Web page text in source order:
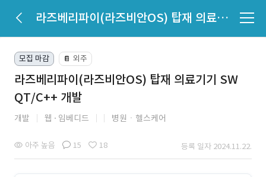
라즈베리파이(라즈비안OS) 탑재 의료기기 SW QT/C++ 개발
모집 마감 📔 외주
라즈베리파이(라즈비안OS) 탑재 의료기기 SW
QT/C++ 개발
개발 웹 임베디드 병원ㆍ헬스케어
아주 높음 15 18 등록 일자 2024.11.22.